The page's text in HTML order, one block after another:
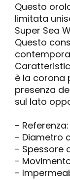
Questo
limitata
Super Sea
Questo
è la corona
presenza
sul lato
-
- Diametro
- Spessore
-
-